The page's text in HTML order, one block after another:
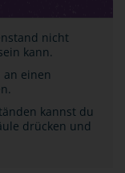
nicht
kann.
einen
kannst du
drücken und